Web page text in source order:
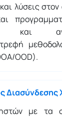
λύσεις στον
και
OOD).
Διασύνδεσης
με τα